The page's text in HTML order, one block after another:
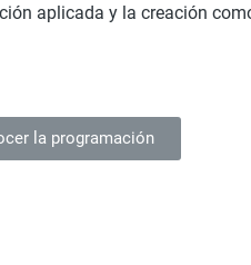
aplicada y la creación
la programación